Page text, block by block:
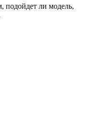
ли модель,